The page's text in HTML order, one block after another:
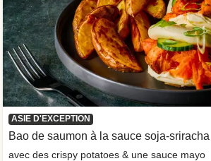
ASIE D'EXCEPTION
Bao de saumon à la sauce soja-sriracha
avec des crispy potatoes & une sauce mayo